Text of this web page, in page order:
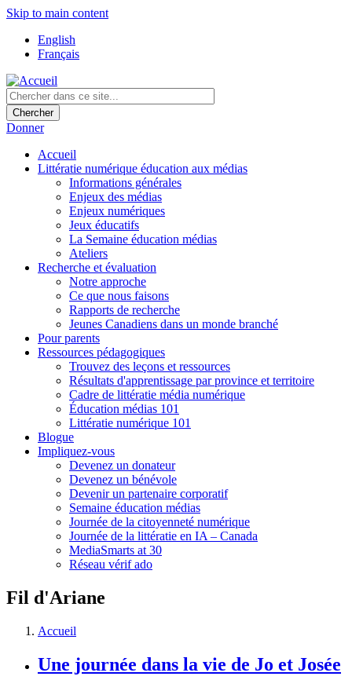
Skip to main content
English
Français
Donner
Accueil
Littératie numérique éducation aux médias
Informations générales
Enjeux des médias
Enjeux numériques
Jeux éducatifs
La Semaine éducation médias
Ateliers
Recherche et évaluation
Notre approche
Ce que nous faisons
Rapports de recherche
Jeunes Canadiens dans un monde branché
Pour parents
Ressources pédagogiques
Trouvez des leçons et ressources
Résultats d'apprentissage par province et territoire
Cadre de littératie média numérique
Éducation médias 101
Littératie numérique 101
Blogue
Impliquez-vous
Devenez un donateur
Devenez un bénévole
Devenir un partenaire corporatif
Semaine éducation médias
Journée de la citoyenneté numérique
Journée de la littératie en IA – Canada
MediaSmarts at 30
Réseau vérif ado
Fil d'Ariane
Accueil
Une journée dans la vie de Jo et Josée